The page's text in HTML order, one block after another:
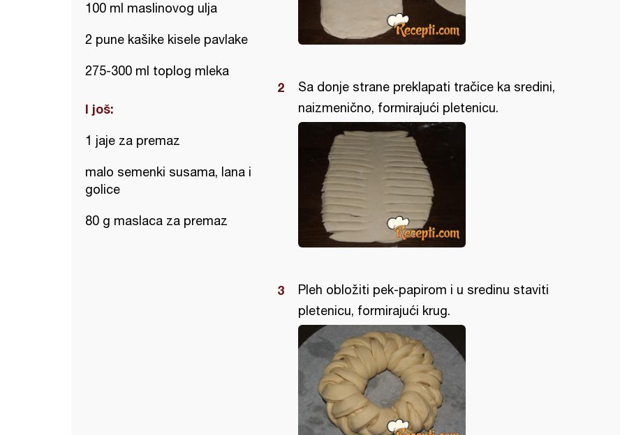
100 ml maslinovog ulja
2 pune kašike kisele pavlake
275-300 ml toplog mleka
I još:
1 jaje za premaz
malo semenki susama, lana i
golice
80 g maslaca za premaz
Sa donje strane preklapati tračice ka sredini,
naizmenično, formirajući pletenicu.
Pleh obložiti pek-papirom i u sredinu staviti
pletenicu, formirajući krug.